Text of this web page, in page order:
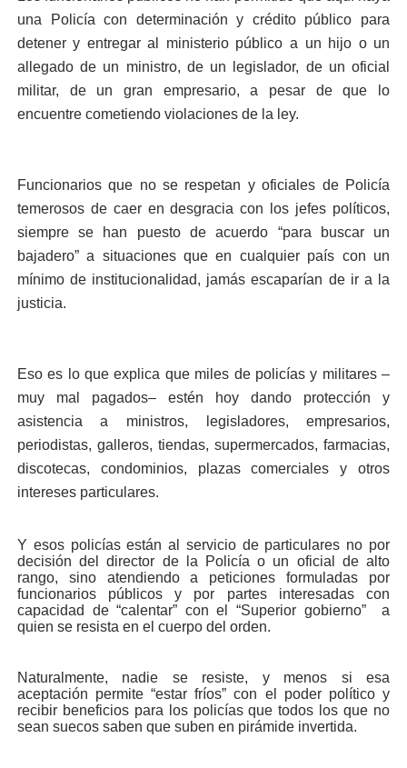
una Policía con determinación y crédito público para
detener y entregar al ministerio público a un hijo o un
allegado de un ministro, de un legislador, de un oficial
militar, de un gran empresario, a pesar de que lo
encuentre cometiendo violaciones de la ley.
Funcionarios que no se respetan y oficiales de Policía
temerosos de caer en desgracia con los jefes políticos,
siempre se han puesto de acuerdo “para buscar un
bajadero” a situaciones que en cualquier país con un
mínimo de institucionalidad, jamás escaparían de ir a la
justicia.
Eso es lo que explica que miles de policías y militares –
muy mal pagados– estén hoy dando protección y
asistencia a ministros, legisladores, empresarios,
periodistas, galleros, tiendas, supermercados, farmacias,
discotecas, condominios, plazas comerciales y otros
intereses particulares.
Y esos policías están al servicio de particulares no por
decisión del director de la Policía o un oficial de alto
rango, sino atendiendo a peticiones formuladas por
funcionarios públicos y por partes interesadas con
capacidad de “calentar” con el “Superior gobierno” a
quien se resista en el cuerpo del orden.
Naturalmente, nadie se resiste, y menos si esa
aceptación permite “estar fríos” con el poder político y
recibir beneficios para los policías que todos los que no
sean suecos saben que suben en pirámide invertida.